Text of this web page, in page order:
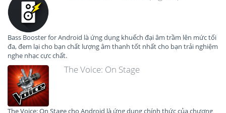
Bass Booster for Android là ứng dụng khuếch đại âm trầm lên mức tối
đa, đem lại cho bạn chất lượng âm thanh tốt nhất cho bạn trải nghiệm
nghe nhạc cực chất.
The Voice: On Stage
The Voice: On Stage cho Android là ứng dụng chính thức của chương